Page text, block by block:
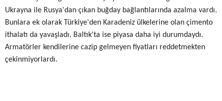
Ukrayna ile Rusya'dan çıkan buğday bağlantılarında azalma vardı.
Bunlara ek olarak Türkiye'den Karadeniz ülkelerine olan çimento
ithalatı da yavaşladı. Baltık'ta ise piyasa daha iyi durumdaydı.
Armatörler kendilerine cazip gelmeyen fiyatları reddetmekten
çekinmiyorlardı.